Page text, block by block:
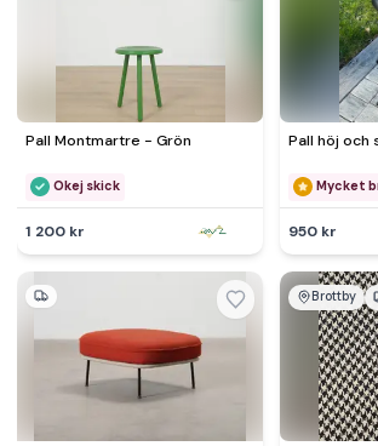
Pall Montmartre - Grön
Okej skick
1 200 kr
Pall höj och
Mycket
950 kr
Brottby